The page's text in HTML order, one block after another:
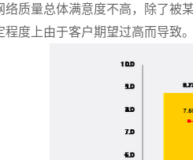
质量总体满意度不高，除了被
程度上由于客户期望过高而导致。